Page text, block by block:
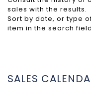
sales with the results.
Sort by date, or type
item in the search
SALES